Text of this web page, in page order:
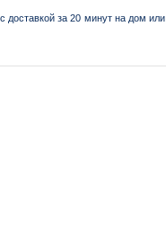
за 20 минут на дом